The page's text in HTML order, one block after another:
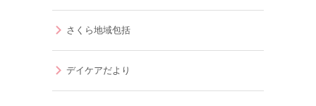
さくら地域包括
デイケアだより